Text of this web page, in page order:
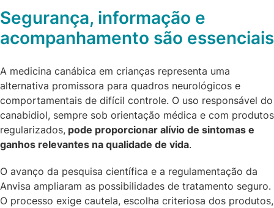
Segurança, informação e
acompanhamento são essenciais
A medicina canábica em crianças representa uma
alternativa promissora para quadros neurológicos e
comportamentais de difícil controle. O uso responsável do
canabidiol, sempre sob orientação médica e com produtos
regularizados, pode proporcionar alívio de sintomas e
ganhos relevantes na qualidade de vida.
O avanço da pesquisa científica e a regulamentação da
Anvisa ampliaram as possibilidades de tratamento seguro.
O processo exige cautela, escolha criteriosa dos produtos,